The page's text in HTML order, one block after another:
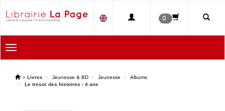
0
Toggle
navigation
' » Livres Jeunesse & BD Jeunesse
Albums
Le tresor des histoires - 4 ans